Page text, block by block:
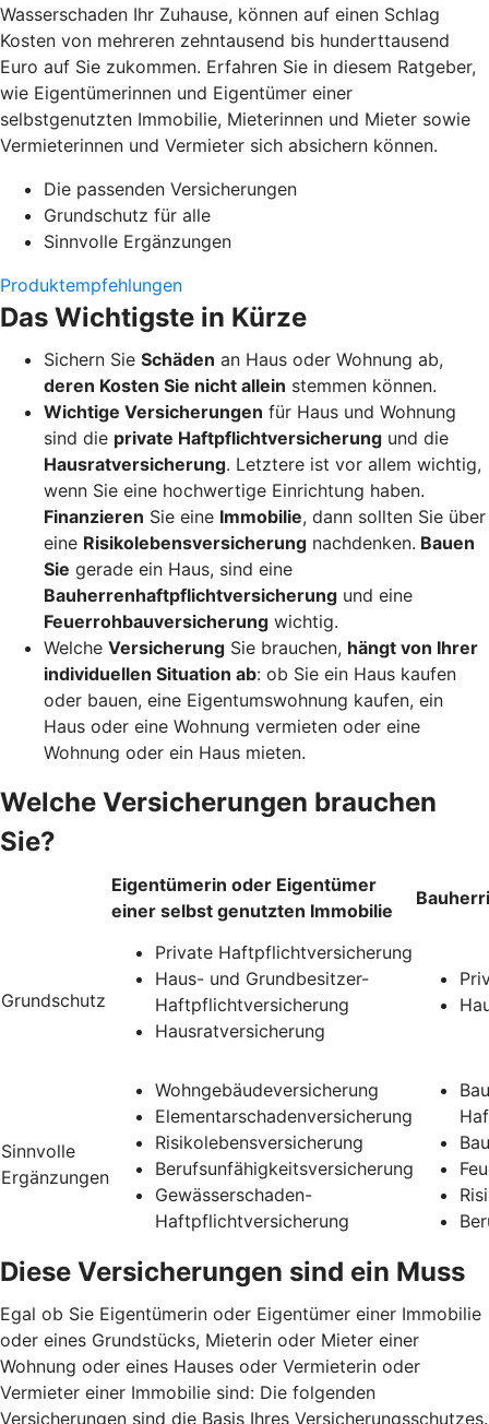
Wasserschaden Ihr Zuhause, können auf einen Schlag
Kosten von mehreren zehntausend bis hunderttausend
Euro auf Sie zukommen. Erfahren Sie in diesem Ratgeber,
wie Eigentümerinnen und Eigentümer einer
selbstgenutzten Immobilie, Mieterinnen und Mieter sowie
Vermieterinnen und Vermieter sich absichern können.
Die passenden Versicherungen
Grundschutz für alle
Sinnvolle Ergänzungen
Produktempfehlungen
Das Wichtigste in Kürze
Sichern Sie Schäden an Haus oder Wohnung ab,
deren Kosten Sie nicht allein stemmen können.
Wichtige Versicherungen für Haus und Wohnung
sind die private Haftpflichtversicherung und die
Hausratversicherung. Letztere ist vor allem wichtig,
wenn Sie eine hochwertige Einrichtung haben.
Finanzieren Sie eine Immobilie, dann sollten Sie über
eine Risikolebensversicherung nachdenken. Bauen
Sie gerade ein Haus, sind eine
Bauherrenhaftpflichtversicherung und eine
Feuerrohbauversicherung wichtig.
Welche Versicherung Sie brauchen, hängt von Ihrer
individuellen Situation ab: ob Sie ein Haus kaufen
oder bauen, eine Eigentumswohnung kaufen, ein
Haus oder eine Wohnung vermieten oder eine
Wohnung oder ein Haus mieten.
Welche Versicherungen brauchen
Sie?
Eigentümerin oder Eigentümer
einer selbst genutzten Immobilie
Grundschutz
Private Haftpflichtversicherung
Haus- und Grundbesitzer-
Haftpflichtversicherung
Hausratversicherung
Sinnvolle
Ergänzungen
Wohngebäudeversicherung
Elementarschadenversicherung
Risikolebensversicherung
Berufsunfähigkeitsversicherung
Gewässerschaden-
Haftpflichtversicherung
Diese Versicherungen sind ein Muss
Egal ob Sie Eigentümerin oder Eigentümer einer Immobilie
oder eines Grundstücks, Mieterin oder Mieter einer
Wohnung oder eines Hauses oder Vermieterin oder
Vermieter einer Immobilie sind: Die folgenden
Versicherungen sind die Basis Ihres Versicherungsschutzes.